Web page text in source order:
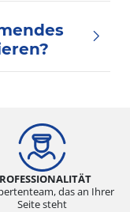
das an Ihrer
Seite steht